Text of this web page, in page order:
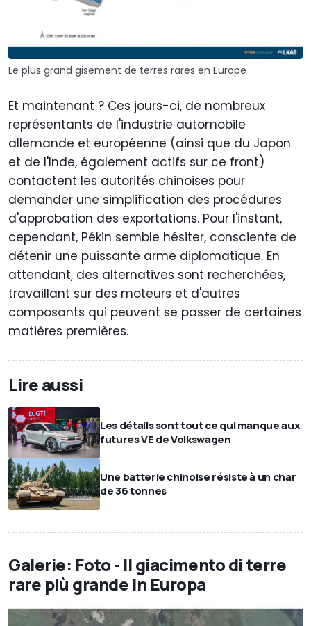
Le plus grand gisement de terres rares en Europe
Et maintenant ? Ces jours-ci, de nombreux
représentants de l'industrie automobile
allemande et européenne (ainsi que du Japon
et de l'Inde, également actifs sur ce front)
contactent les autorités chinoises pour
demander une simplification des procédures
d'approbation des exportations. Pour l'instant,
cependant, Pékin semble hésiter, consciente de
détenir une puissante arme diplomatique. En
attendant, des alternatives sont recherchées,
travaillant sur des moteurs et d'autres
composants qui peuvent se passer de certaines
matières premières.
Lire aussi
Les détails sont tout ce qui manque aux
futures VE de Volkswagen
Une batterie chinoise résiste à un char
de 36 tonnes
Galerie: Foto - Il giacimento di terre
rare più grande in Europa